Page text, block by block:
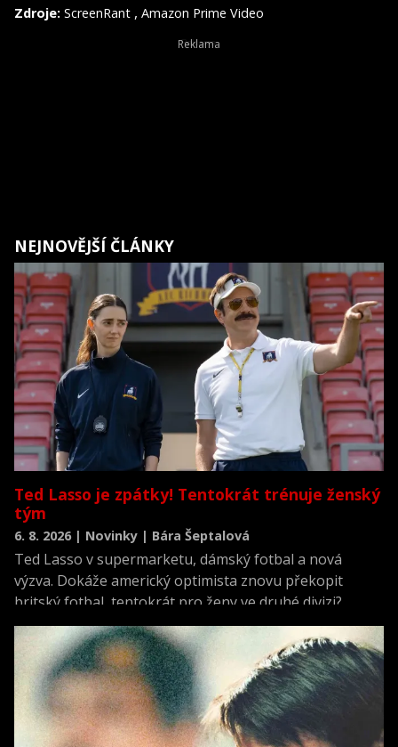
Zdroje: ScreenRant , Amazon Prime Video
NEJNOVĚJŠÍ ČLÁNKY
Ted Lasso je zpátky! Tentokrát trénuje ženský
tým
6. 8. 2026 | Novinky | Bára Šeptalová
Ted Lasso v supermarketu, dámský fotbal a nová
výzva. Dokáže americký optimista znovu překopit
britský fotbal, tentokrát pro ženy ve druhé divizi?